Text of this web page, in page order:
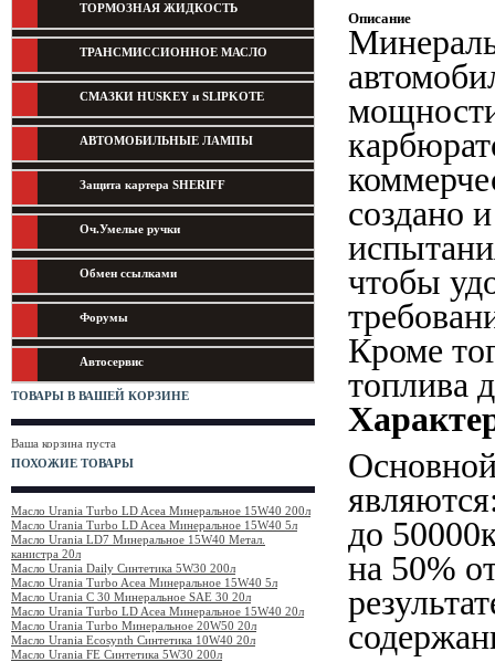
ТОРМОЗНАЯ ЖИДКОСТЬ
ТРАНСМИССИОННОЕ МАСЛО
СМАЗКИ HUSKEY и SLIPKOTE
АВТОМОБИЛЬНЫЕ ЛАМПЫ
Защита картера SHERIFF
Оч.Умелые ручки
Обмен ссылками
Форумы
Автосервис
ТОВАРЫ В ВАШЕЙ КОРЗИНЕ
Ваша корзина пуста
ПОХОЖИЕ ТОВАРЫ
Масло Urania Turbo LD Acea Минеральное 15W40 200л
Масло Urania Turbo LD Acea Минеральное 15W40 5л
Масло Urania LD7 Минеральное 15W40 Метал.
канистра 20л
Масло Urania Daily Синтетика 5W30 200л
Масло Urania Turbo Acea Минеральное 15W40 5л
Масло Urania C 30 Минеральное SAE 30 20л
Масло Urania Turbo LD Acea Минеральное 15W40 20л
Масло Urania Turbo Минеральное 20W50 20л
Масло Urania Ecosynth Cинтетика 10W40 20л
Масло Urania FE Синтетика 5W30 200л
Описание
создано
чтобы
Кроме
топлива
до
на 50%